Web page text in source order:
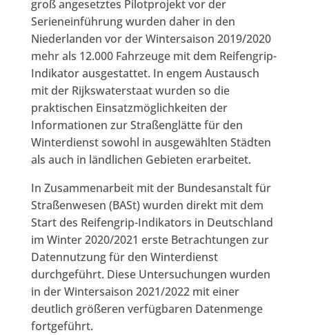
groß angesetztes Pilotprojekt vor der
Serieneinführung wurden daher in den
Niederlanden vor der Wintersaison 2019/2020
mehr als 12.000 Fahrzeuge mit dem Reifengrip-
Indikator ausgestattet. In engem Austausch
mit der Rijkswaterstaat wurden so die
praktischen Einsatzmöglichkeiten der
Informationen zur Straßenglätte für den
Winterdienst sowohl in ausgewählten Städten
als auch in ländlichen Gebieten erarbeitet.
In Zusammenarbeit mit der Bundesanstalt für
Straßenwesen (BASt) wurden direkt mit dem
Start des Reifengrip-Indikators in Deutschland
im Winter 2020/2021 erste Betrachtungen zur
Datennutzung für den Winterdienst
durchgeführt. Diese Untersuchungen wurden
in der Wintersaison 2021/2022 mit einer
deutlich größeren verfügbaren Datenmenge
fortgeführt.